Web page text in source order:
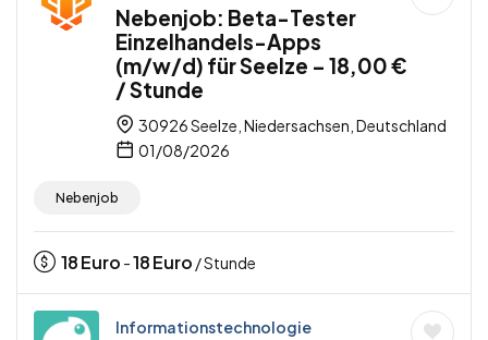
Nebenjob: Beta-Tester
Einzelhandels-Apps
(m/w/d) für Seelze – 18,00 €
/ Stunde
30926 Seelze, Niedersachsen, Deutschland
01/08/2026
Nebenjob
18Euro -18Euro / Stunde
Informationstechnologie